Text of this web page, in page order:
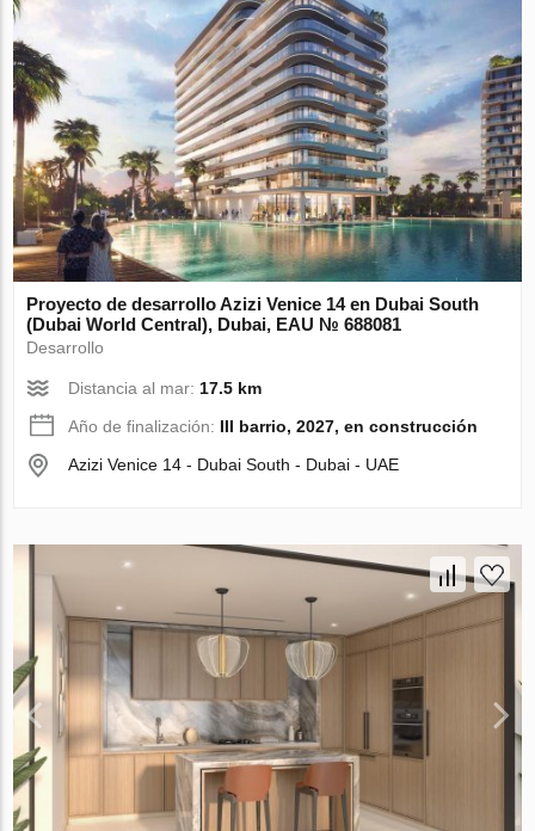
Proyecto de desarrollo Azizi Venice 14 en Dubai South
(Dubai World Central), Dubai, EAU № 688081
Desarrollo
Distancia al mar: 17.5 km
Año de finalización: III barrio, 2027, en construcción
Azizi Venice 14 - Dubai South - Dubai - UAE